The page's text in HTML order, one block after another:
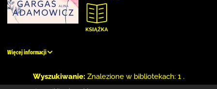
Więcej informacji
Wyszukiwanie: Znalezione w bibliotekach: 1 .